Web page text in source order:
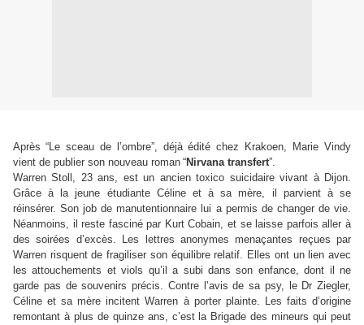
Après “Le sceau de l’ombre”, déjà édité chez Krakoen, Marie Vindy
vient de publier son nouveau roman “Nirvana transfert”.
Warren Stoll, 23 ans, est un ancien toxico suicidaire vivant à Dijon.
Grâce à la jeune étudiante Céline et à sa mère, il parvient à se
réinsérer. Son job de manutentionnaire lui a permis de changer de vie.
Néanmoins, il reste fasciné par Kurt Cobain, et se laisse parfois aller à
des soirées d’excès. Les lettres anonymes menaçantes reçues par
Warren risquent de fragiliser son équilibre relatif. Elles ont un lien avec
les attouchements et viols qu’il a subi dans son enfance, dont il ne
garde pas de souvenirs précis. Contre l’avis de sa psy, le Dr Ziegler,
Céline et sa mère incitent Warren à porter plainte. Les faits d’origine
remontant à plus de quinze ans, c’est la Brigade des mineurs qui peut